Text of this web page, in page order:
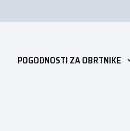
POGODNOSTI ZA OBRTNIKE